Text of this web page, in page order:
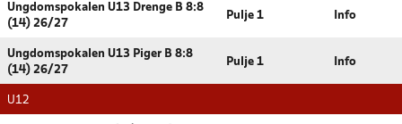
Ungdomspokalen U13 Drenge B 8:8
(14) 26/27
Pulje 1 Info
Ungdomspokalen U13 Piger B 8:8
(14) 26/27
Pulje 1 Info
U12